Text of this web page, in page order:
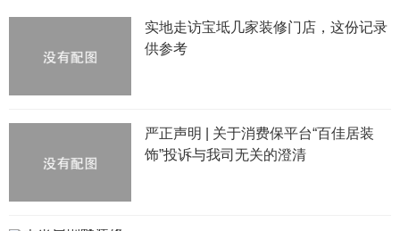
实地走访宝坻几家装修门店，这份记录
供参考
严正声明 | 关于消费保平台“百佳居装
饰”投诉与我司无关的澄清